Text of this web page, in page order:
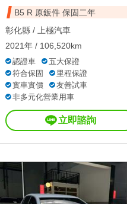
B5 R 原鈑件 保固二年
彰化縣 /
上極汽車
2021年 / 106,520km
認證車
五大保證
符合保固
里程保證
實車實價
友善試車
非多元化營業用車
立即諮詢